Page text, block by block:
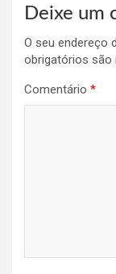
Deixe um
O seu endereço
obrigatórios são
Comentário *